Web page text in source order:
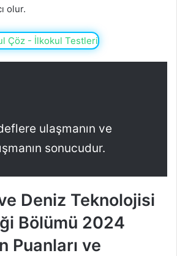
olur.
ulaşmanın ve
sonucudur.
Deniz Teknolojisi
Bölümü 2024
Puanları ve